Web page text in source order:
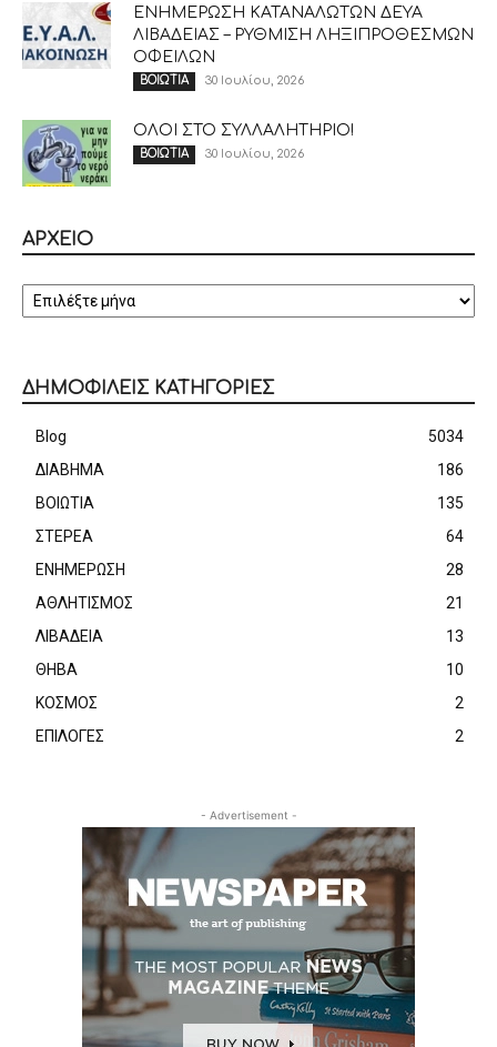
ΕΝΗΜΕΡΩΣΗ ΚΑΤΑΝΑΛΩΤΩΝ ΔΕΥΑ
ΛΙΒΑΔΕΙΑΣ – ΡΥΘΜΙΣΗ ΛΗΞΙΠΡΟΘΕΣΜΩΝ
ΟΦΕΙΛΩΝ
ΒΟΙΩΤΙΑ 30 Ιουλίου, 2026
ΟΛΟΙ ΣΤΟ ΣΥΛΛΑΛΗΤΗΡΙΟ!
ΒΟΙΩΤΙΑ 30 Ιουλίου, 2026
ΑΡΧΕΙΟ
ΑΡΧΕΙΟ
ΔΗΜΟΦΙΛΕΙΣ ΚΑΤΗΓΟΡΙΕΣ
Blog
5034
ΔΙΑΒΗΜΑ
186
ΒΟΙΩΤΙΑ
135
ΣΤΕΡΕΑ
64
ΕΝΗΜΕΡΩΣΗ
28
ΑΘΛΗΤΙΣΜΟΣ
21
ΛΙΒΑΔΕΙΑ
13
ΘΗΒΑ
10
ΚΟΣΜΟΣ
2
ΕΠΙΛΟΓΕΣ
2
- Advertisement -